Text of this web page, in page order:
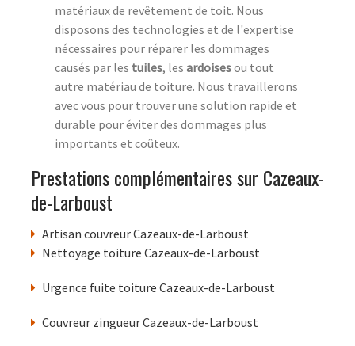
matériaux de revêtement de toit. Nous
disposons des technologies et de l'expertise
nécessaires pour réparer les dommages
causés par les tuiles, les ardoisesou tout
autre matériau de toiture. Nous travaillerons
avec vous pour trouver une solution rapide et
durable pour éviter des dommages plus
importants et coûteux.
Prestations complémentaires sur Cazeaux-
de-Larboust
Artisan couvreur Cazeaux-de-Larboust
Nettoyage toiture Cazeaux-de-Larboust
Urgence fuite toiture Cazeaux-de-Larboust
Couvreur zingueur Cazeaux-de-Larboust